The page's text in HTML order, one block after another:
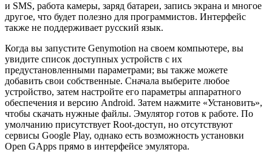
и SMS, работа камеры, заряд батареи, запись экрана и многое
другое, что будет полезно для программистов. Интерфейс
также не поддерживает русский язык.
Когда вы запустите Genymotion на своем компьютере, вы
увидите список доступных устройств с их
предустановленными параметрами; вы также можете
добавить свои собственные. Сначала выберите любое
устройство, затем настройте его параметры аппаратного
обеспечения и версию Android. Затем нажмите «Установить»,
чтобы скачать нужные файлы. Эмулятор готов к работе. По
умолчанию присутствует Root-доступ, но отсутствуют
сервисы Google Play, однако есть возможность установки
Open GApps прямо в интерфейсе эмулятора.